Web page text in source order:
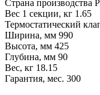
Страна производства
Вес 1 секции, кг 1.65
Термостатический
Ширина, мм 990
Высота, мм 425
Глубина, мм 90
Вес, кг 18.15
Гарантия, мес. 300